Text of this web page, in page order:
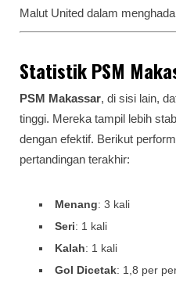
Malut United dalam
Statistik PSM
PSM Makassar, di sisi lain,
tinggi. Mereka tampil lebih
dengan efektif. Berikut
pertandingan terakhir:
Menang: 3 kali
Seri: 1 kali
Kalah: 1 kali
Gol Dicetak: 1,8 per